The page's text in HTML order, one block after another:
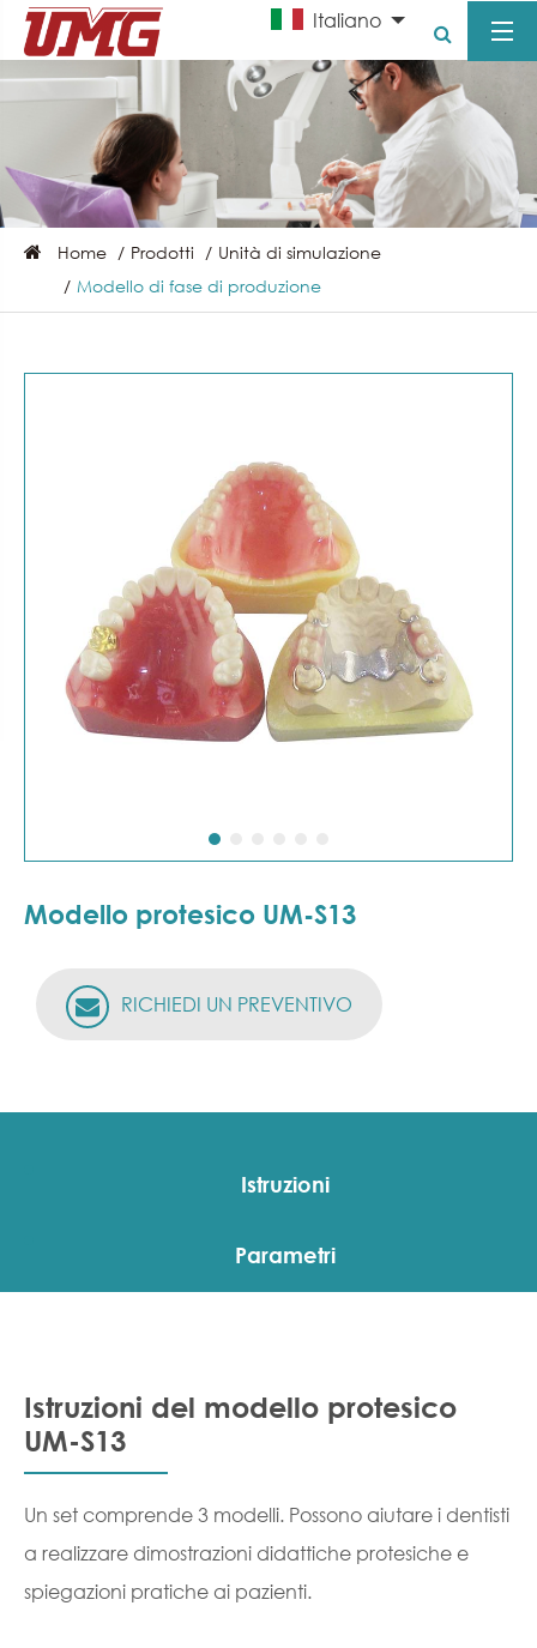
Italiano
Home Prodotti
Unità di simulazione
Modello di fase di produzione
Modello protesico UM-S13
RICHIEDI UN PREVENTIVO
Istruzioni
Parametri
Istruzioni del modello protesico
UM-S13
Un set comprende 3 modelli. Possono aiutare i dentisti
a realizzare dimostrazioni didattiche protesiche e
spiegazioni pratiche ai pazienti.